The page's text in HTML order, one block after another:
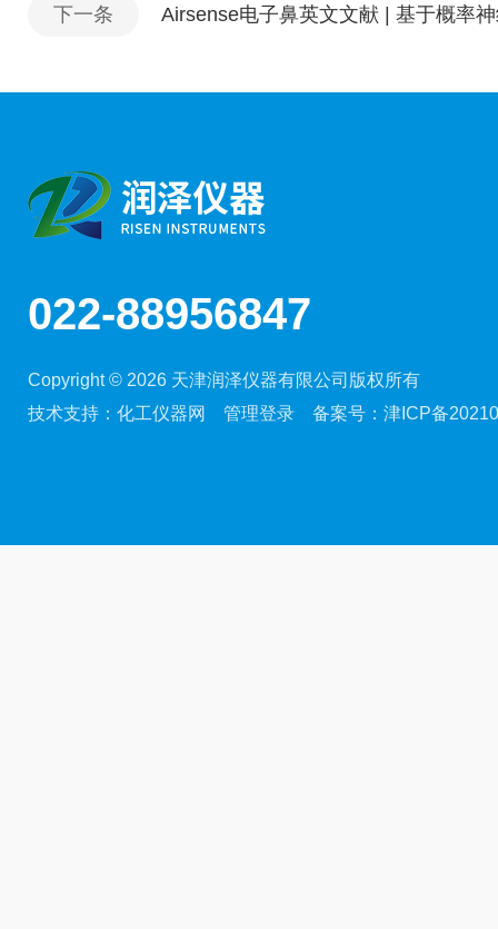
下一条 Airsense电子鼻英文文献 | 基于概率
022-88956847
Copyright © 2026 天津润泽仪器有限公司版权所有
技术支持： 化工仪器网 管理登录 备案号： 津ICP备